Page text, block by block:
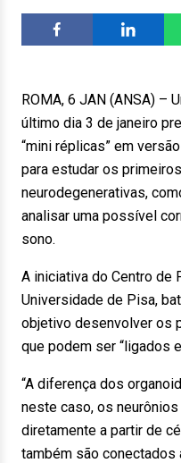
ROMA, 6 JAN (ANSA) –
último dia 3 de janeiro
“mini réplicas” em
para estudar os
neurodegenerativas,
analisar uma possível
sono.
A iniciativa do Centro de
Universidade de Pisa,
objetivo desenvolver os
que podem ser “ligados
“A diferença dos
neste caso, os
diretamente a partir de
também são